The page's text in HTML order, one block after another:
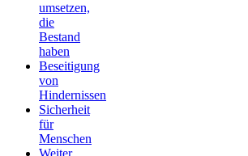
umsetzen,
die
Bestand
haben
Beseitigung
von
Hindernissen
Sicherheit
für
Menschen
Weiter